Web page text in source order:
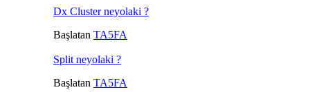
Dx Cluster neyolaki ?
Başlatan TA5FA
Split neyolaki ?
Başlatan TA5FA